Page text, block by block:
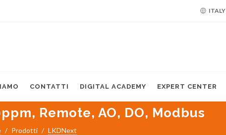
ITALY
CONTATTI DIGITAL ACADEMY EXPERT CENTER
Remote, AO, DO, Modbus
Prodotti LKDNext